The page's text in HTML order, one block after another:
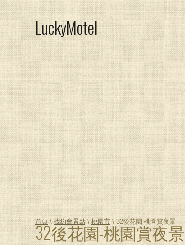
LuckyMotel
首頁\找約會景點\桃園市\ 32後花園-桃園賞夜景
32後花園-桃園賞夜景